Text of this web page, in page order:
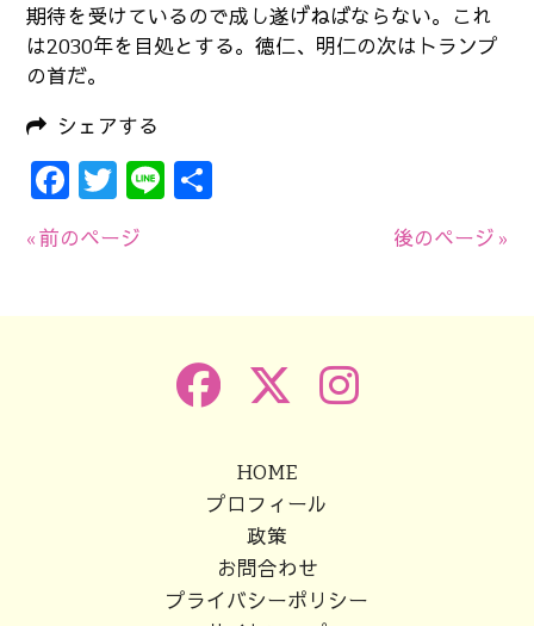
期待を受けているので成し遂げねばならない。これ
は2030年を目処とする。徳仁、明仁の次はトランプ
の首だ。
シェアする
Facebook
Twitter
Line
« 前のページ 後のページ »
HOME
プロフィール
政策
お問合わせ
プライバシーポリシー